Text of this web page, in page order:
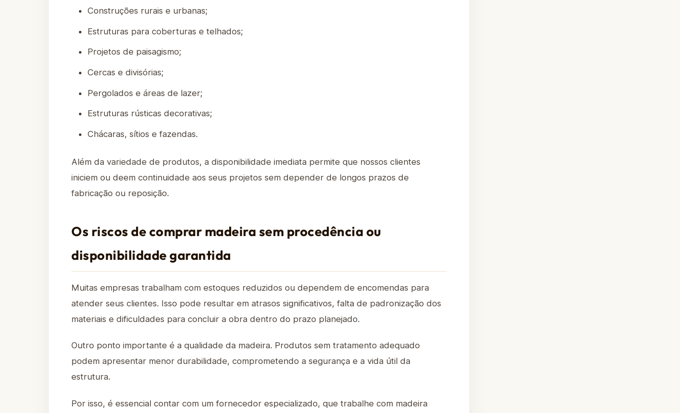
Construções rurais e urbanas;
Estruturas para coberturas e telhados;
Projetos de paisagismo;
Cercas e divisórias;
Pergolados e áreas de lazer;
Estruturas rústicas decorativas;
Chácaras, sítios e fazendas.
Além da variedade de produtos, a disponibilidade imediata permite que nossos clientes
iniciem ou deem continuidade aos seus projetos sem depender de longos prazos de
fabricação ou reposição.
Os riscos de comprar madeira sem procedência ou
disponibilidade garantida
Muitas empresas trabalham com estoques reduzidos ou dependem de encomendas para
atender seus clientes. Isso pode resultar em atrasos significativos, falta de padronização dos
materiais e dificuldades para concluir a obra dentro do prazo planejado.
Outro ponto importante é a qualidade da madeira. Produtos sem tratamento adequado
podem apresentar menor durabilidade, comprometendo a segurança e a vida útil da
estrutura.
Por isso, é essencial contar com um fornecedor especializado, que trabalhe com madeira